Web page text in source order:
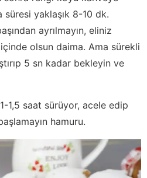
yaklaşık 8-10 dk.
ayrılmayın, eliniz
olsun daima. Ama sürekli
5 sn kadar bekleyin ve
1,5 saat sürüyor, acele edip
hamuru.